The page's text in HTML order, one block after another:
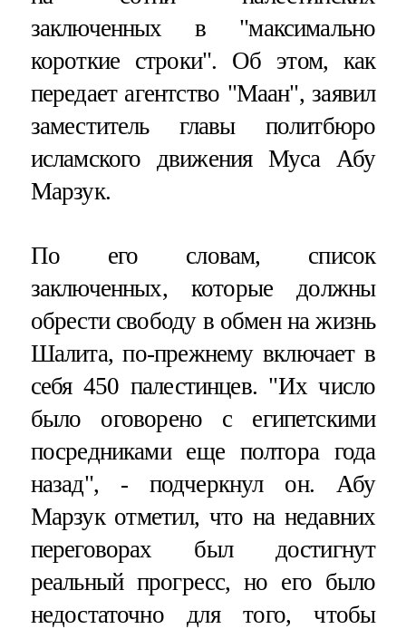
заключенных в "максимально
короткие строки". Об этом, как
передает агентство "Маан", заявил
заместитель главы политбюро
исламского движения Муса Абу
Марзук.
По его словам, список
заключенных, которые должны
обрести свободу в обмен на жизнь
Шалита, по-прежнему включает в
себя 450 палестинцев. "Их число
было оговорено с египетскими
посредниками еще полтора года
назад", - подчеркнул он. Абу
Марзук отметил, что на недавних
переговорах был достигнут
реальный прогресс, но его было
недостаточно для того, чтобы